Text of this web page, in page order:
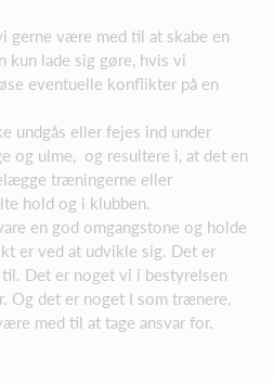
gerne være med til at skabe en
kun lade sig gøre, hvis vi
eventuelle konflikter på en
undgås eller fejes ind under
og ulme, og resultere i, at det en
træningerne eller
hold og i klubben.
en god omgangstone og holde
er ved at udvikle sig. Det er
Det er noget vi i bestyrelsen
Og det er noget I som trænere,
med til at tage ansvar for.